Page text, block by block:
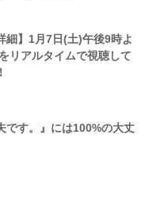
細】1月7日(土)午後9時よ
リアルタイムで視聴して
です。』には100%の大丈